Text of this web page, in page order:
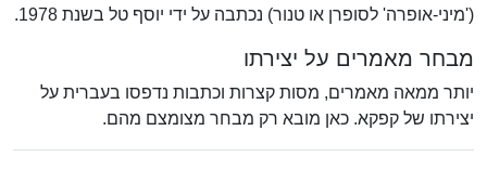
('מיני-אופרה' לסופרן או טנור) נכתבה על ידי יוסף טל בשנת 1978.
מבחר מאמרים על יצירתו
יותר ממאה מאמרים, מסות קצרות וכתבות נדפסו בעברית על
יצירתו של קפקא. כאן מובא רק מבחר מצומצם מהם.